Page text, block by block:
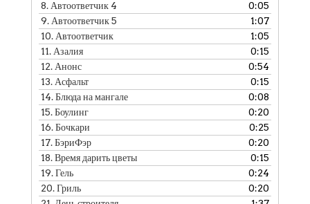
8. Автоответчик 4
0:05
9. Автоответчик 5
1:07
10. Автоответчик
1:05
11. Азалия
0:15
12. Анонс
0:54
13. Асфальт
0:15
14.Блюда на мангале
0:08
15.Боулинг
0:20
16.Бочкари
0:25
17.БэриФэр
0:20
18.Время дарить цветы
0:15
19.Гель
0:24
20.Гриль
0:20